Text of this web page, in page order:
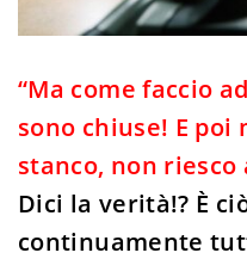
“Ma come faccio
sono chiuse! E poi
stanco, non riesco
Dici la verità!? È
continuamente